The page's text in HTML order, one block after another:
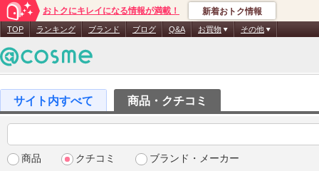
おトクにキレイになる情報が満載！ 新着おトク情報
TOP ランキング ブランド ブログ Q&A お買物 その他
商品・クチコミ
商品 クチコミ ブランド・メーカー